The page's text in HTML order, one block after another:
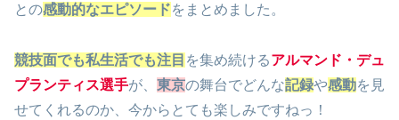
との感動的なエピソードをまとめました。
競技面でも私生活でも注目 を集め続けるアルマンド・デュ
プランティス選手が、 東京の舞台でどんな記録や感動を見
せてくれるのか、今からとても楽しみですねっ！